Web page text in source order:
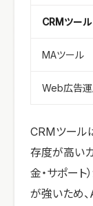
CRMツール
MAツール
Web広告
CRMツール
存度が高い
金・サポート
が強いため